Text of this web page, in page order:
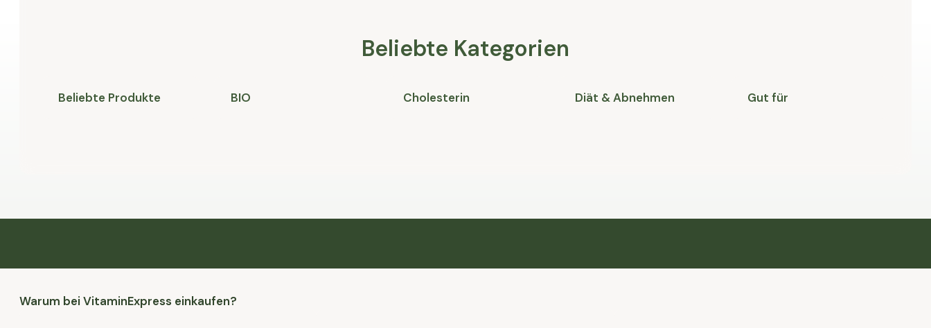
Beliebte Kategorien
Beliebte Produkte BIO Cholesterin Diät & Abnehmen Gut für
Warum bei VitaminExpress einkaufen?